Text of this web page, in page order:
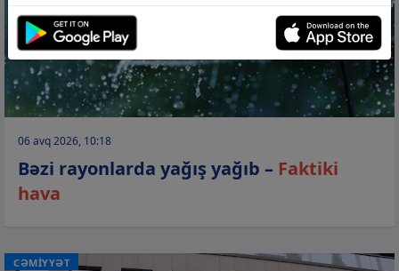
06 avq 2026, 10:18
Bəzi rayonlarda yağış yağıb – Faktiki
hava
CƏMİYYƏT